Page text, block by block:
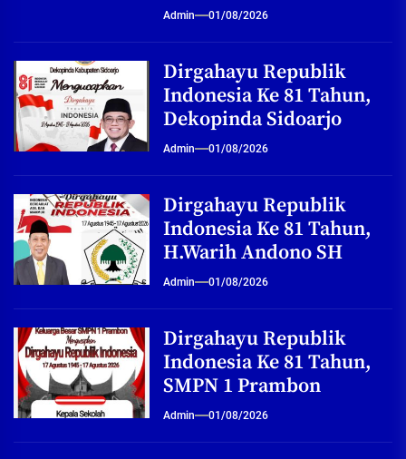
Admin 01/08/2026
Dirgahayu Republik
Indonesia Ke 81 Tahun,
Dekopinda Sidoarjo
Admin 01/08/2026
Dirgahayu Republik
Indonesia Ke 81 Tahun,
H.Warih Andono SH
Admin 01/08/2026
Dirgahayu Republik
Indonesia Ke 81 Tahun,
SMPN 1 Prambon
Admin 01/08/2026